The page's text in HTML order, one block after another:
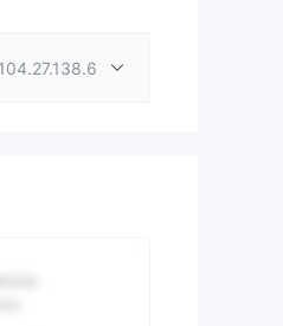
104.27.138.6